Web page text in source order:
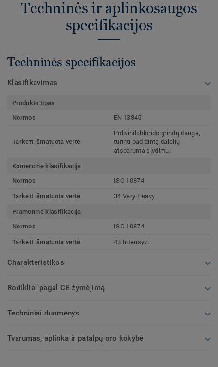
Techninės ir aplinkosaugos
specifikacijos
Techninės specifikacijos
Klasifikavimas
Produkto tipas
Normos
EN 13845
Tarkett išmatuota vertė
Polivinilchlorido grindų danga,
turinti padidintą dalelių
atsparumą slydimui
Komercinė klasifikacija
Normos
ISO 10874
Tarkett išmatuota vertė 34 Very Heavy
Pramoninė klasifikacija
Normos
ISO 10874
Tarkett išmatuota vertė 43 Intensyvi
Charakteristikos
Rodikliai pagal CE žymėjimą
Techniniai duomenys
Tvarumas, aplinka ir patalpų oro kokybė